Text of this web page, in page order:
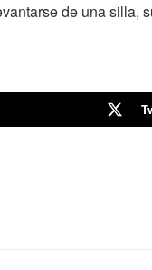
de una silla,